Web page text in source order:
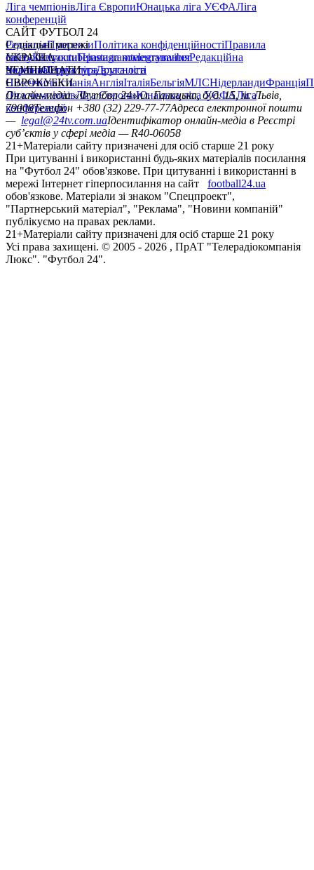
Ліга чемпіонівЛіга ЄвропиЮнацька ліга УЄФАЛіга
конференцій
САЙТ ФУТБОЛ 24
РедакціяПрогнозиПолітика конфіденційностіПравила
сайтуКонтактиПравила коментуванняРедакційна
політикаСтруктура власності
Соціальні мережі
facebookxyoutubeinstagramtelegramviber
УКРАЇНА
УкраїнаПерша лігаДруга ліга
ЧЕМПІОНАТИ
НімеччинаІспаніяАнгліяІталіяБельгіяМЛСНідерландиФранція
ЄВРОКУБКИ
Ліга чемпіонівЛіга ЄвропиЮнацька ліга УЄФАЛіга
конференцій
Онлайн-медіа «Футбол 24»пл. Галицька, буд. 15, м. Львів,
79008Телефон +380 (32) 229-77-77Адреса електронної пошти
— legal@24tv.com.uaІдентифікатор онлайн-медіа в Реєстрі
суб’єктів у сфері медіа — R40-06058
21+Матеріали сайту призначені для осіб старше 21 року
При цитуванні і використанні будь-яких матеріалів посилання
на "Футбол 24" обов'язкове. При цитуванні і використанні в
мережі Інтернет гіперпосилання на сайт
football24.ua
обов'язкове. Матеріали зі знаком "Спецпроект",
"Партнерський матеріал", "Реклама", "Новини компаній"
публікуємо на правах реклами.
21+Матеріали сайту призначені для осіб старше 21 року
Усi права захищенi. © 2005 - 2026 , ПрАТ "Телерадіокомпанія
Люкс". "Футбол 24".